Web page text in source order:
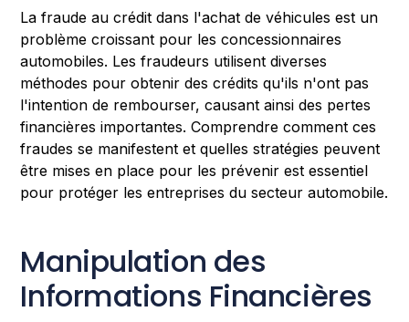
La fraude au crédit dans l'achat de véhicules est un
problème croissant pour les concessionnaires
automobiles. Les fraudeurs utilisent diverses
méthodes pour obtenir des crédits qu'ils n'ont pas
l'intention de rembourser, causant ainsi des pertes
financières importantes. Comprendre comment ces
fraudes se manifestent et quelles stratégies peuvent
être mises en place pour les prévenir est essentiel
pour protéger les entreprises du secteur automobile.
Manipulation des
Informations Financières